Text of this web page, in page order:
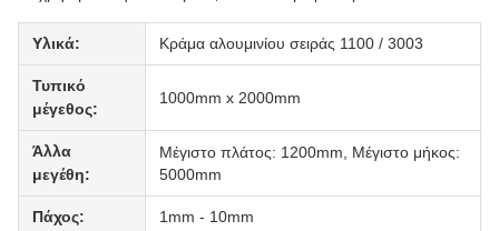
Υλικά: Κράμα αλουμινίου σειράς 1100 / 3003
Τυπικό
μέγεθος:
1000mm x 2000mm
Άλλα
μεγέθη:
Μέγιστο πλάτος: 1200mm, Μέγιστο μήκος:
5000mm
Πάχος: 1mm - 10mm